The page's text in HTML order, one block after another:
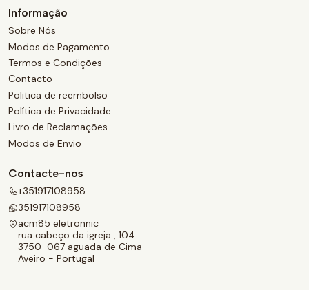
Informação
Sobre Nós
Modos de Pagamento
Termos e Condições
Contacto
Politica de reembolso
Política de Privacidade
Livro de Reclamações
Modos de Envio
Contacte-nos
+351917108958
351917108958
acm85 eletronnic
rua cabeço da igreja , 104
3750-067 aguada de Cima
Aveiro - Portugal